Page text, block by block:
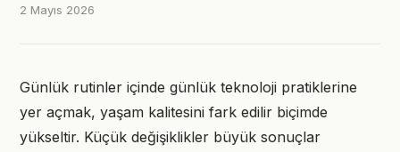
2 Mayıs 2026
Günlük rutinler içinde günlük teknoloji pratiklerine
yer açmak, yaşam kalitesini fark edilir biçimde
yükseltir. Küçük değişiklikler büyük sonuçlar